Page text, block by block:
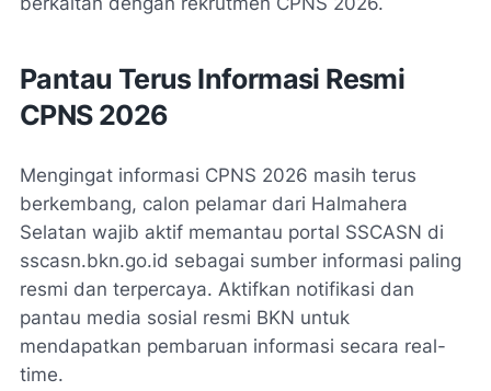
Pantau Terus Informasi Resmi
CPNS 2026
Mengingat informasi CPNS 2026 masih terus
berkembang, calon pelamar dari Halmahera
Selatan wajib aktif memantau portal SSCASN di
sscasn.bkn.go.id sebagai sumber informasi paling
resmi dan terpercaya. Aktifkan notifikasi dan
pantau media sosial resmi BKN untuk
mendapatkan pembaruan informasi secara real-
time.